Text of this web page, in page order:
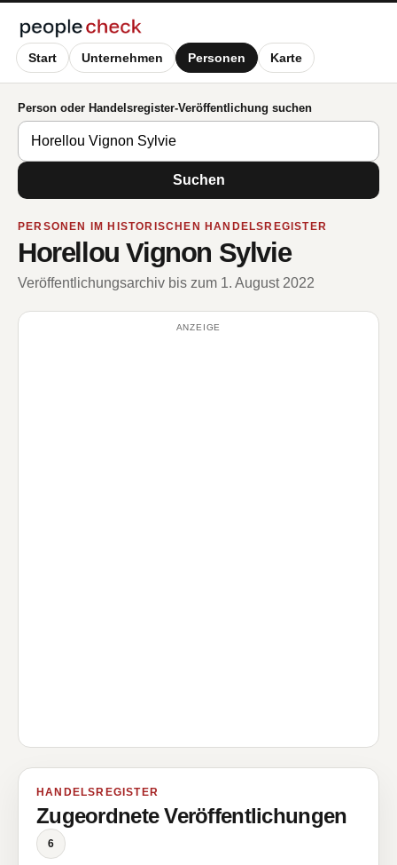
Start Unternehmen Personen Karte
Person oder Handelsregister-Veröffentlichung suchen
Suchen
PERSONEN IM HISTORISCHEN HANDELSREGISTER
Horellou Vignon Sylvie
Veröffentlichungsarchiv bis zum 1. August 2022
ANZEIGE
HANDELSREGISTER
Zugeordnete Veröffentlichungen
6